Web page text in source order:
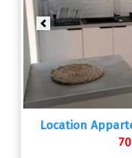
Previous
Location